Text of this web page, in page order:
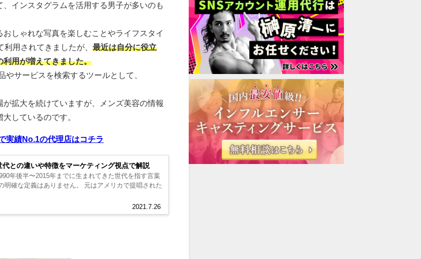
インスタグラムを活用する男子が多いのも
しゃれな写真を楽しむことやライフスタイ
利用されてきましたが、最近は自分に役立
利用が増えてきました。
サービスを検索するツールとして、
拡大を続けていますが、メンズ美容の情報
しているのです。
実績No.1の代理店はコチラ
との違いや特徴をマーケティング視点で解説
2021.7.26
年後半〜2015年までに生まれてきた世代を指す言葉
明確な定義はありません。 元はアメリカで提唱された